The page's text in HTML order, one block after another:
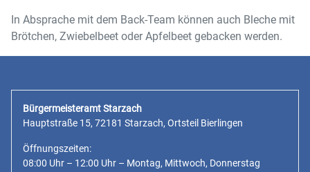
In Absprache mit dem Back-Team können auch Bleche mit
Brötchen, Zwiebelbeet oder Apfelbeet gebacken werden.
Bürgermeisteramt Starzach
Hauptstraße 15, 72181 Starzach, Ortsteil Bierlingen
Öffnungszeiten:
08:00 Uhr – 12:00 Uhr – Montag, Mittwoch, Donnerstag